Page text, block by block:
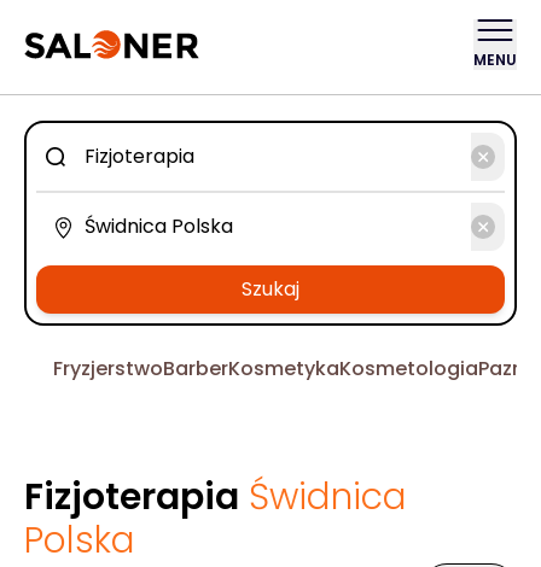
MENU
Szukaj
FryzjerstwoBarberKosmetykaKosmetologia
Fizjoterapia Świdnica
Polska